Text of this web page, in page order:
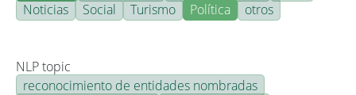
Noticias
Social Turismo Política otros
NLP topic
reconocimiento de entidades nombradas